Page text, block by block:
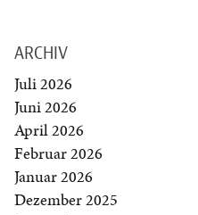
ARCHIV
Juli 2026
Juni 2026
April 2026
Februar 2026
Januar 2026
Dezember 2025